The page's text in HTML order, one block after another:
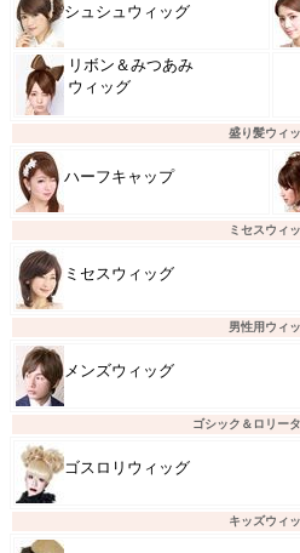
シュシュウィッグ
リボン＆みつあみ
ウィッグ
盛り髪ウィ
ハーフキャップ
ミセスウィ
ミセスウィッグ
男性用ウィ
メンズウィッグ
ゴシック＆ロリー
ゴスロリウィッグ
キッズウィ